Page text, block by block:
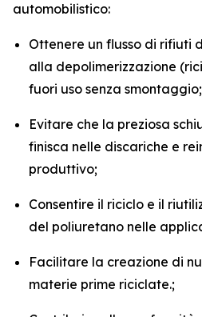
automobilistico:
Ottenere un flusso di rifiuti
alla depolimerizzazione
fuori uso senza smontaggio;
Evitare che la preziosa
finisca nelle discariche e
produttivo;
Consentire il riciclo e il
del poliuretano nelle
Facilitare la creazione di
materie prime riciclate.;